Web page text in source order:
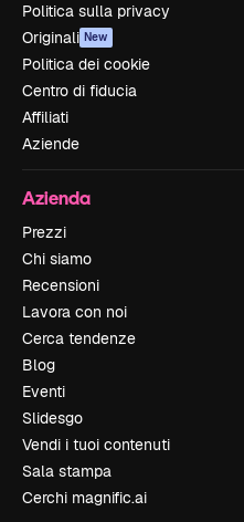
Politica sulla privacy
Originali New
Politica dei cookie
Centro di fiducia
Affiliati
Aziende
Azienda
Prezzi
Chi siamo
Recensioni
Lavora con noi
Cerca tendenze
Blog
Eventi
Slidesgo
Vendi i tuoi contenuti
Sala stampa
Cerchi magnific.ai